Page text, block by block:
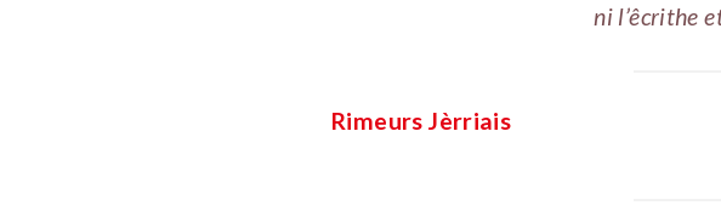
ni l’êcrithe
Rimeurs Jèrriais